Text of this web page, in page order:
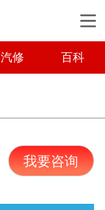
汽修 百科
我要咨询